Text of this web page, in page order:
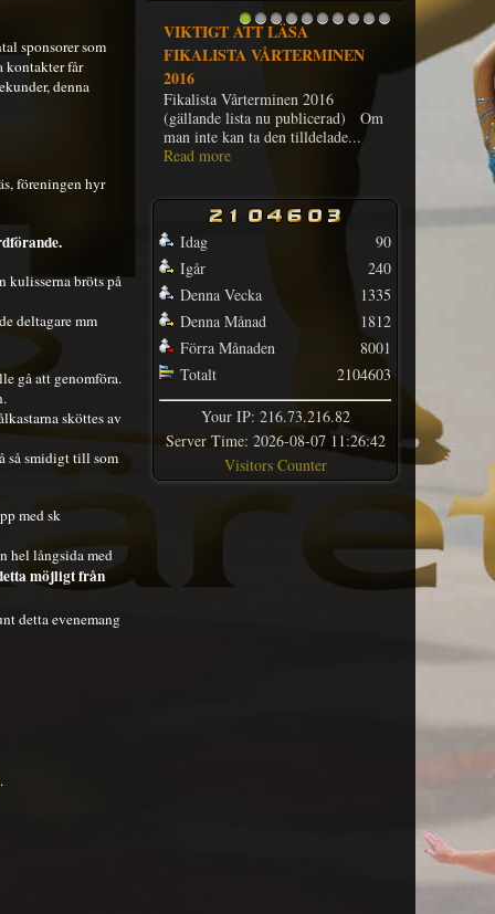
sponsorer som
kontakter får
denna
föreningen hyr
kulisserna bröts på
deltagare mm
gå att genomföra.
sköttes av
så smidigt till som
med sk
hel långsida med
möjligt från
detta evenemang
.
1 2 3 4 5
VIKTIGT ATT LÄSA
FIKALISTA HÖSTTERMINEN
2015
Fikalista Höstterminen 2015
(gällande lista nu publicerad) Om
man inte kan ta den tilldelad...
Read more
Idag
Igår
Denna Vecka
Denna Månad
Förra Månaden
Totalt
90
240
1335
1812
8001
2104603
Your IP: 216.73.216.82
Server Time: 2026-08-07 11:26:42
Visitors Counter